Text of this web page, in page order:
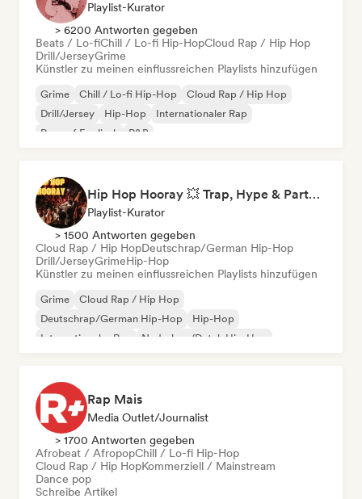
Playlist-Kurator
> 6200 Antworten gegeben
Beats / Lo-fiChill / Lo-fi Hip-HopCloud Rap / Hip Hop
Drill/JerseyGrime
Künstler zu meinen einflussreichen Playlists hinzufügen
Grime Chill / Lo-fi Hip-Hop
Cloud Rap / Hip Hop
Drill/Jersey
Hip-Hop
Internationaler Rap
Rap auf Englisch
R&B
Hip Hop Hooray 💥 Trap, Hype & Party Rap Bangers
Playlist-Kurator
> 1500 Antworten gegeben
Cloud Rap / Hip HopDeutschrap/German Hip-Hop
Drill/JerseyGrimeHip-Hop
Künstler zu meinen einflussreichen Playlists hinzufügen
Grime
Cloud Rap / Hip Hop
Deutschrap/German Hip-Hop
Hip-Hop
Internationaler Rap
Nederhop/Dutch Hip-Hop
Rap Mais
Media Outlet/Journalist
> 1700 Antworten gegeben
Afrobeat / AfropopChill / Lo-fi Hip-Hop
Cloud Rap / Hip HopKommerziell / Mainstream
Dance pop
Schreibe Artikel